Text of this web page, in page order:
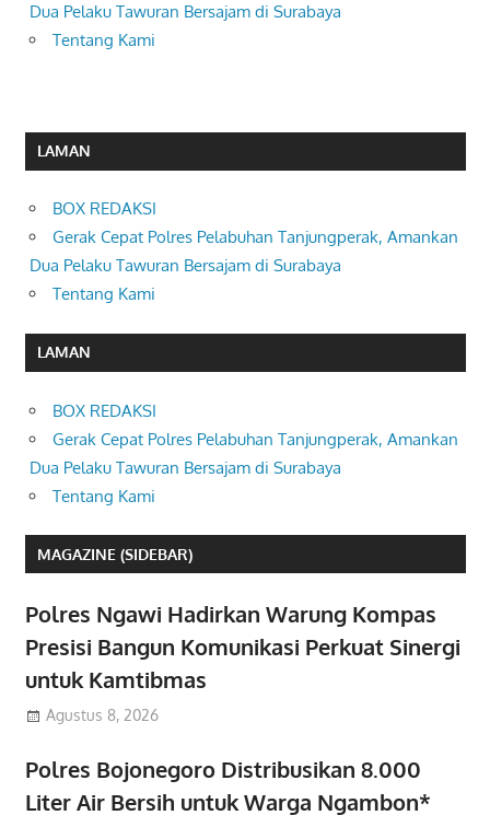
Dua Pelaku Tawuran Bersajam di Surabaya
Tentang Kami
LAMAN
BOX REDAKSI
Gerak Cepat Polres Pelabuhan Tanjungperak, Amankan
Dua Pelaku Tawuran Bersajam di Surabaya
Tentang Kami
LAMAN
BOX REDAKSI
Gerak Cepat Polres Pelabuhan Tanjungperak, Amankan
Dua Pelaku Tawuran Bersajam di Surabaya
Tentang Kami
MAGAZINE (SIDEBAR)
Polres Ngawi Hadirkan Warung Kompas
Presisi Bangun Komunikasi Perkuat Sinergi
untuk Kamtibmas
Agustus 8, 2026
Polres Bojonegoro Distribusikan 8.000
Liter Air Bersih untuk Warga Ngambon*